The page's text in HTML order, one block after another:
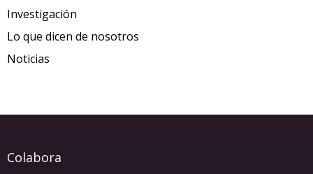
Investigación
Lo que dicen de nosotros
Noticias
Colabora